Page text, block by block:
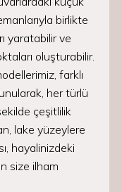
birlikte
yaratabilir ve
oluşturabilir.
farklı
her türlü
çeşitlilik
lake yüzeylere
hayalinizdeki
size ilham